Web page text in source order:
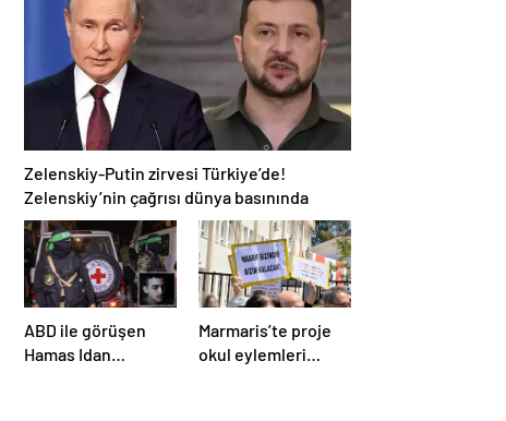
tehlikesi ile karşı
karşıya
‘Gazze’deki savaşı
uzatıyorlar’
Zelenskiy-Putin zirvesi Türkiye’de!
Zelenskiy’nin çağrısı dünya basınında
ABD ile görüşen
Hamas Idan
Marmaris’te proje
okul eylemleri